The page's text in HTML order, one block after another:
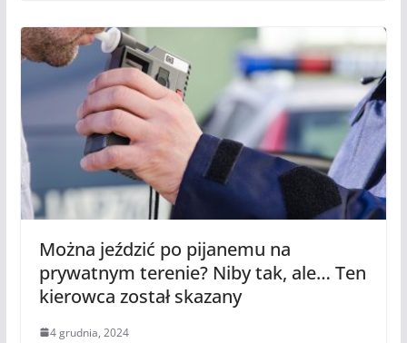
Można jeździć po pijanemu na
prywatnym terenie? Niby tak, ale… Ten
kierowca został skazany
4 grudnia, 2024